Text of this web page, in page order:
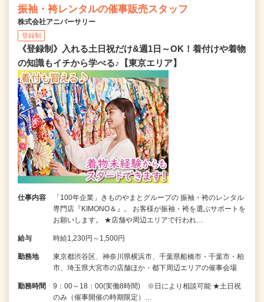
振袖・袴レンタルの催事販売スタッフ
株式会社アニバーサリー
登録制
《登録制》入れる土日祝だけ&週1日～OK！着付けや着物
の知識もイチから学べる♪【東京エリア】
仕事内容
「100年企業」きものやまとグループの 振袖・袴のレンタル
専門店『KIMONO＆』。 お客様が振袖・袴を選ぶサポートを
お願いします。 ★店舗や周辺エリアで行われ…
給与 時給1,230円～1,500円
勤務地
東京都渋谷区、神奈川県横浜市、千葉県船橋市・千葉市・柏
市、埼玉県大宮市の店舗ほか・都下周辺エリアの催事会場
勤務時間
9：00～18：00(実働8時間) ※日により相談可能 ★土日祝
のみ（催事開催の時期限定）…